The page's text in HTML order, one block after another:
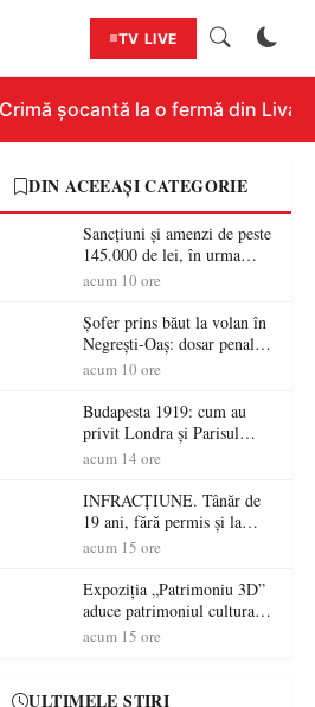
TV LIVE
șocantă la o fermă din
DIN ACEEAȘI CATEGORIE
Sancțiuni și amenzi de peste
145.000 de lei, în urma
acțiunilor polițiștilor
acum 10 ore
Șofer prins băut la volan în
Negrești-Oaș: dosar penal
după un control al
acum 10 ore
Budapesta 1919: cum au
privit Londra și Parisul
ocupația românească și de ce
victorii militare ale
României a devenit o
controversă diplomatică
europeană ( partea a II-a)
acum 14 ore
INFRACȚIUNE. Tânăr de
19 ani, fără permis și la
volanul unei autoutilitare
acum 15 ore
Expoziția „Patrimoniu 3D”
aduce patrimoniul cultural
în era digitală la Castelul
acum 15 ore
ULTIMELE ȘTIRI